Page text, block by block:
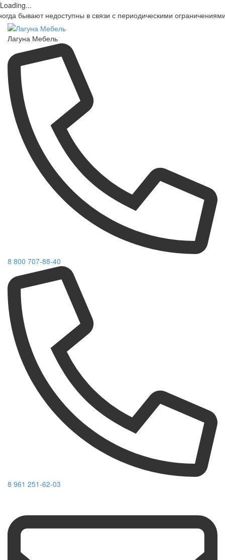
Loading...
в связи с периодическими ограничениями
Лагуна Мебель
8 800 707-88-40
8 961 251-62-03